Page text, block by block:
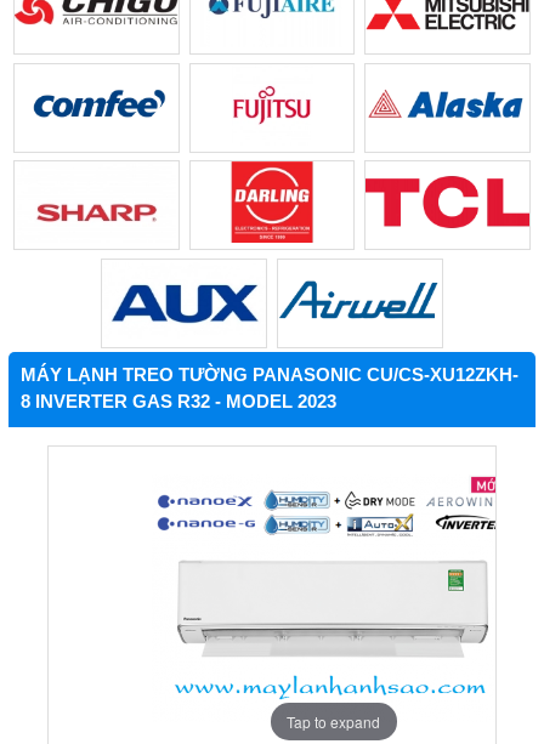
MÁY LẠNH TREO TƯỜNG PANASONIC CU/CS-XU12ZKH-
8 INVERTER GAS R32 - MODEL 2023
Tap to expand